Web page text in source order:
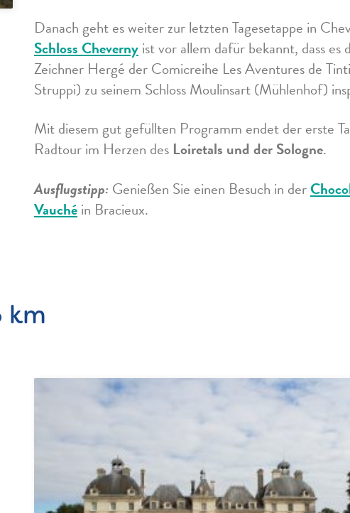
Danach geht es weiter zur letzten Tagesetappe in
Schloss Chevernyist vor allem dafür bekannt, dass es
Zeichner Hergé der Comicreihe Les Aventures de
Struppi) zu seinem Schloss Moulinsart (Mühlenhof)
Mit diesem gut gefüllten Programm endet der erste
Radtour im Herzen des Loiretals und der Sologne.
Ausflugstipp:Genießen Sie einen Besuch in der
Vauchéin Bracieux.
km